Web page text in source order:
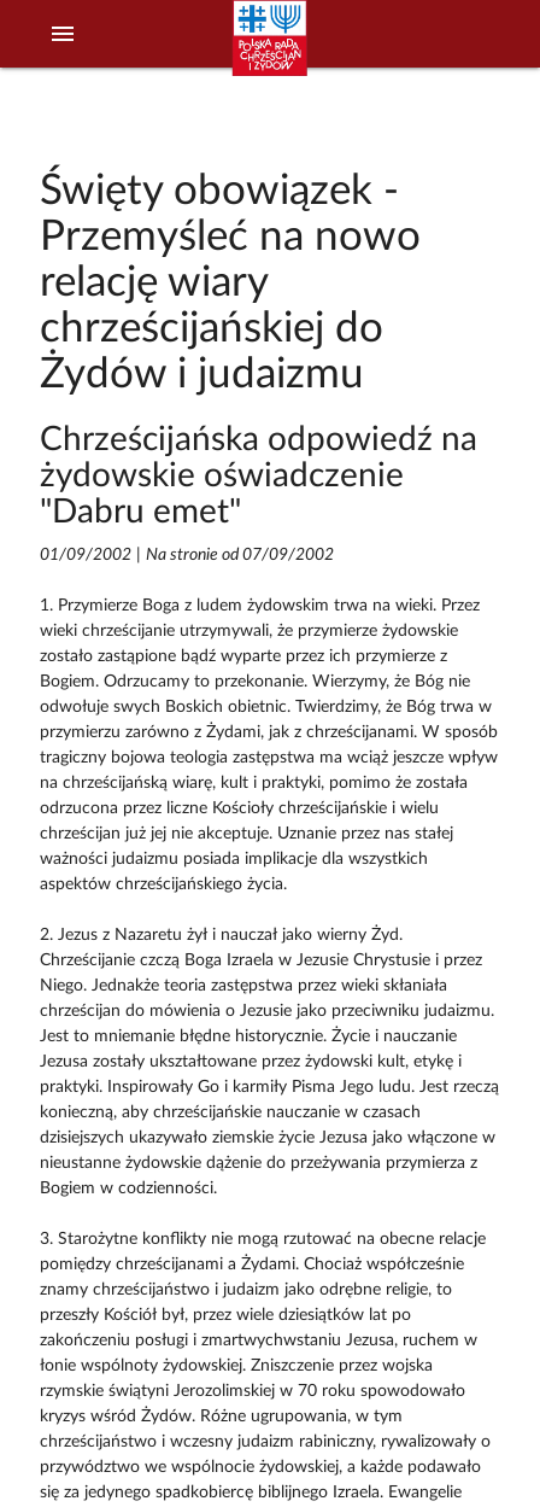
menu
Święty obowiązek -
Przemyśleć na nowo
relację wiary
chrześcijańskiej do
Żydów i judaizmu
Chrześcijańska odpowiedź na
żydowskie oświadczenie
"Dabru emet"
01/09/2002| Na stronie od 07/09/2002
1. Przymierze Boga z ludem żydowskim trwa na wieki. Przez
wieki chrześcijanie utrzymywali, że przymierze żydowskie
zostało zastąpione bądź wyparte przez ich przymierze z
Bogiem. Odrzucamy to przekonanie. Wierzymy, że Bóg nie
odwołuje swych Boskich obietnic. Twierdzimy, że Bóg trwa w
przymierzu zarówno z Żydami, jak z chrześcijanami. W sposób
tragiczny bojowa teologia zastępstwa ma wciąż jeszcze wpływ
na chrześcijańską wiarę, kult i praktyki, pomimo że została
odrzucona przez liczne Kościoły chrześcijańskie i wielu
chrześcijan już jej nie akceptuje. Uznanie przez nas stałej
ważności judaizmu posiada implikacje dla wszystkich
aspektów chrześcijańskiego życia.
2. Jezus z Nazaretu żył i nauczał jako wierny Żyd.
Chrześcijanie czczą Boga Izraela w Jezusie Chrystusie i przez
Niego. Jednakże teoria zastępstwa przez wieki skłaniała
chrześcijan do mówienia o Jezusie jako przeciwniku judaizmu.
Jest to mniemanie błędne historycznie. Życie i nauczanie
Jezusa zostały ukształtowane przez żydowski kult, etykę i
praktyki. Inspirowały Go i karmiły Pisma Jego ludu. Jest rzeczą
konieczną, aby chrześcijańskie nauczanie w czasach
dzisiejszych ukazywało ziemskie życie Jezusa jako włączone w
nieustanne żydowskie dążenie do przeżywania przymierza z
Bogiem w codzienności.
3. Starożytne konflikty nie mogą rzutować na obecne relacje
pomiędzy chrześcijanami a Żydami. Chociaż współcześnie
znamy chrześcijaństwo i judaizm jako odrębne religie, to
przeszły Kościół był, przez wiele dziesiątków lat po
zakończeniu posługi i zmartwychwstaniu Jezusa, ruchem w
łonie wspólnoty żydowskiej. Zniszczenie przez wojska
rzymskie świątyni Jerozolimskiej w 70 roku spowodowało
kryzys wśród Żydów. Różne ugrupowania, w tym
chrześcijaństwo i wczesny judaizm rabiniczny, rywalizowały o
przywództwo we wspólnocie żydowskiej, a każde podawało
się za jedynego spadkobiercę biblijnego Izraela. Ewangelie